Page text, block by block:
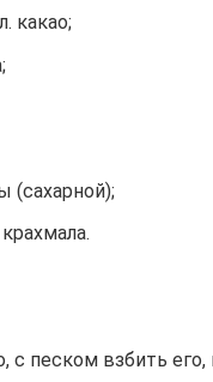
какао;
(сахарной);
с песком взбить